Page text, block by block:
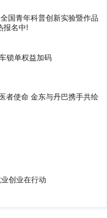
国青年科普创新实验暨作品
报名中!
锁单权益加码
者使命 金东与丹巴携手共绘
创业在行动